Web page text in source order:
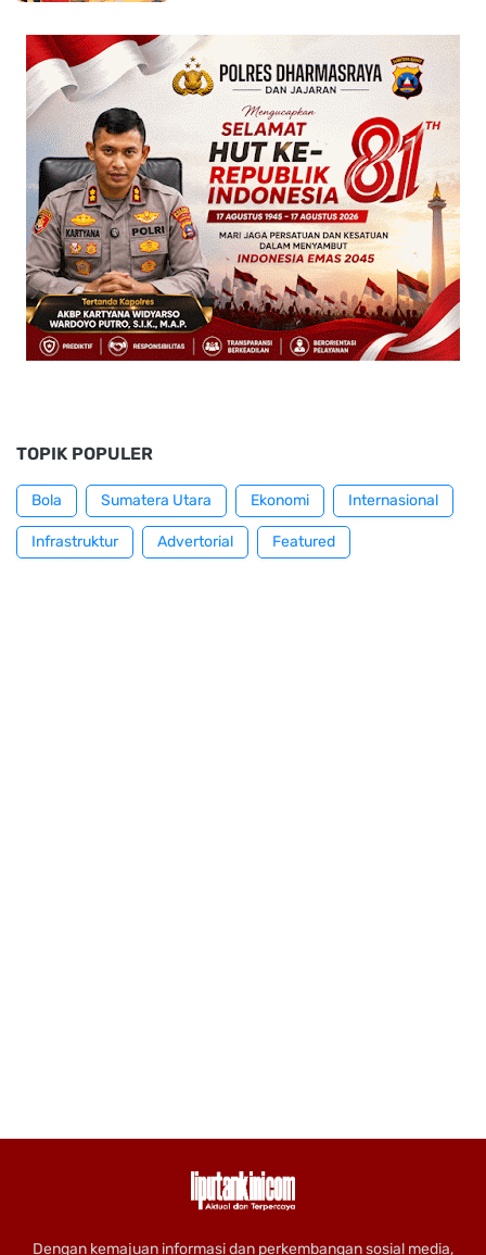
TOPIK POPULER
Bola Sumatera Utara Ekonomi Internasional
Infrastruktur Advertorial Featured
Dengan kemajuan informasi dan perkembangan sosial media,